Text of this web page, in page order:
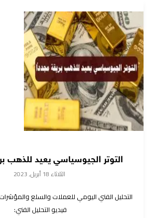
التوتر الجيوسياسي يعيد للذهب
الثلاثاء 18 أبريل, 2023
فيديو التحليل الفني: